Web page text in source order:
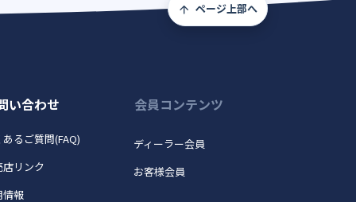
ページ上部へ
い合わせ
あるご質問(FAQ)
店リンク
情報
会員コンテンツ
ディーラー会員
お客様会員